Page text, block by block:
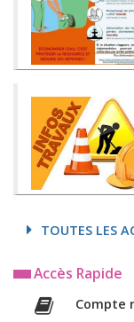
TOUTES LES
Accès Rapide
Compte